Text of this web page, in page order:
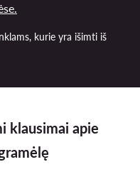
klausimai apie
kurie yra išimti iš